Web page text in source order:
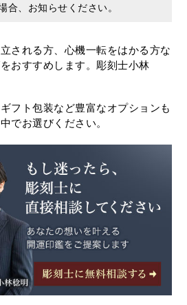
合、お知らせください。
される方、心機一転をはかる方な
おすすめします。彫刻士小林
フト包装など豊富なオプションも
でお選びください。